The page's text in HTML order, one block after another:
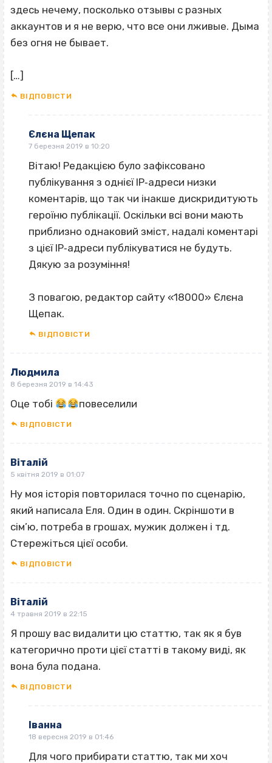
здесь нечему, посколько отзывы с разных
аккаунтов и я не верю, что все они лживые. Дыма
без огня не бывает.
[…]
ВІДПОВІCТИ
Єлєна Щепак
7 березня 2019 в 10:20
Вітаю! Редакцією було зафіксовано
публікування з однієї IP‐адреси низки
коментарів, що так чи інакше дискридитують
героїню публікації. Оскільки всі вони мають
приблизно однаковий зміст, надалі коментарі
з цієї IP‐адреси публікуватися не будуть.
Дякую за розуміння!
З повагою, редактор сайту «18000» Єлєна
Щепак.
ВІДПОВІCТИ
Людмила
8 березня 2019 в 14:43
Оце тобі повеселили
ВІДПОВІCТИ
Віталій
5 квітня 2019 в 01:07
Ну моя історія повторилася точно по сценарію,
який написала Еля. Один в один. Скріншоти в
сім’ю, потреба в грошах, мужик должен і тд.
Стережіться цієї особи.
ВІДПОВІCТИ
Віталій
4 травня 2019 в 22:15
Я прошу вас видалити цю статтю, так як я був
категорично проти цієї статті в такому виді, як
вона була подана.
ВІДПОВІCТИ
Іванна
18 вересня 2019 в 01:46
Для чого прибирати статтю, так ми хоч